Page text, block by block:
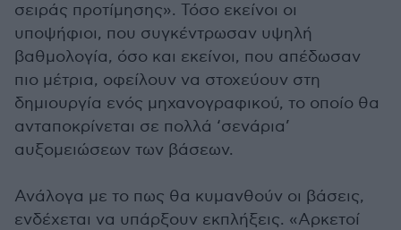
σειράς προτίμησης». Τόσο εκείνοι οι
υποψήφιοι, που συγκέντρωσαν υψηλή
βαθμολογία, όσο και εκείνοι, που απέδωσαν
πιο μέτρια, οφείλουν να στοχεύουν στη
δημιουργία ενός μηχανογραφικού, το οποίο θα
ανταποκρίνεται σε πολλά ‘σενάρια’
αυξομειώσεων των βάσεων.
Ανάλογα με το πως θα κυμανθούν οι βάσεις,
ενδέχεται να υπάρξουν εκπλήξεις. «Αρκετοί